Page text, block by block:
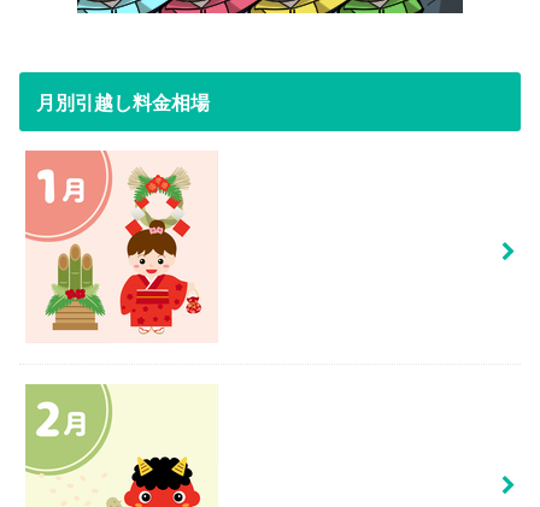
月別引越し料金相場